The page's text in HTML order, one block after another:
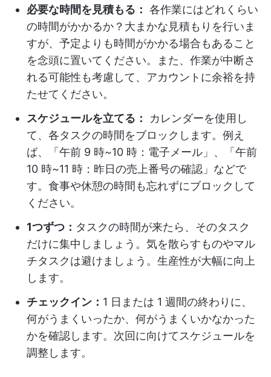
必要な時間を見積もる： 各作業にはどれくらい
の時間がかかるか？大まかな見積もりを行いま
すが、予定よりも時間がかかる場合もあること
を念頭に置いてください。また、作業が中断さ
れる可能性も考慮して、アカウントに余裕を持
たせてください。
スケジュールを立てる：
カレンダーを使用し
て、各タスクの時間をブロックします。例え
ば、「午前 9 時~10 時：電子メール」、「午前
10 時~11 時：昨日の売上番号の確認」などで
す。食事や休憩の時間も忘れずにブロックして
ください。
1つずつ： タスクの時間が来たら、そのタスク
だけに集中しましょう。気を散らすものやマル
チタスクは避けましょう。生産性が大幅に向上
します。
チェックイン： 1 日または 1 週間の終わりに、
何がうまくいったか、何がうまくいかなかった
かを確認します。次回に向けてスケジュールを
調整します。